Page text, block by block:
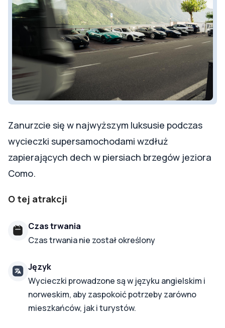
Zanurzcie się w najwyższym luksusie podczas
wycieczki supersamochodami wzdłuż
zapierających dech w piersiach brzegów jeziora
Como.
O tej atrakcji
Czas trwania
Czas trwania nie został określony
Język
Wycieczki prowadzone są w języku angielskim i
norweskim, aby zaspokoić potrzeby zarówno
mieszkańców, jak i turystów.